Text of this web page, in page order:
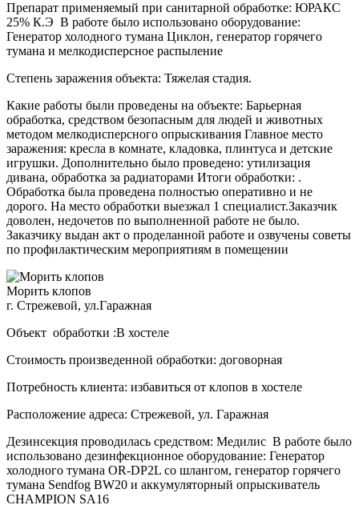
Препарат применяемый при санитарной обработке: ЮРАКС
25% К.Э В работе было использовано оборудование:
Генератор холодного тумана Циклон, генератор горячего
тумана и мелкодисперсное распыление
Степень заражения объекта: Тяжелая стадия.
Какие работы были проведены на объекте: Барьерная
обработка, средством безопасным для людей и животных
методом мелкодисперсного опрыскивания Главное место
заражения: кресла в комнате, кладовка, плинтуса и детские
игрушки. Дополнительно было проведено: утилизация
дивана, обработка за радиаторами Итоги обработки: .
Обработка была проведена полностью оперативно и не
дорого. На место обработки выезжал 1 специалист.Заказчик
доволен, недочетов по выполненной работе не было.
Заказчику выдан акт о проделанной работе и озвучены советы
по профилактическим мероприятиям в помещении
Морить клопов
г. Стрежевой, ул.Гаражная
Объект обработки :В хостеле
Стоимость произведенной обработки: договорная
Потребность клиента: избавиться от клопов в хостеле
Расположение адреса: Стрежевой, ул. Гаражная
Дезинсекция проводилась средством: Медилис В работе было
использовано дезинфекционное оборудование: Генератор
холодного тумана OR-DP2L со шлангом, генератор горячего
тумана Sendfog BW20 и аккумуляторный опрыскиватель
CHAMPION SA16